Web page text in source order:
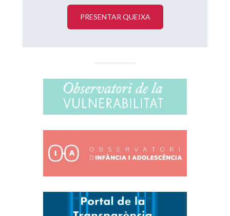
PRESENTAR QUEIXA